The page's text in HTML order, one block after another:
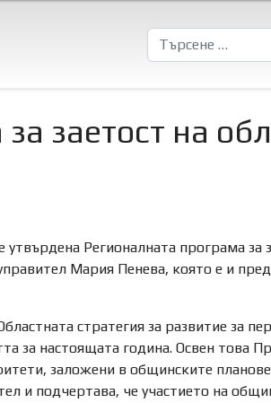
Търсене
заетост на
Регионалната програма за
Мария Пенева, която е и
стратегия за развитие за
за настоящата година. Освен това
заложени в общинските
и подчертава, че участието на